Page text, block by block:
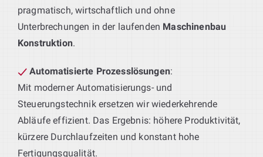
pragmatisch, wirtschaftlich und ohne
Unterbrechungen in der laufenden Maschinenbau
Konstruktion.
Automatisierte Prozesslösungen:
Mit moderner Automatisierungs- und
Steuerungstechnik ersetzen wir wiederkehrende
Abläufe effizient. Das Ergebnis: höhere Produktivität,
kürzere Durchlaufzeiten und konstant hohe
Fertigungsqualität.